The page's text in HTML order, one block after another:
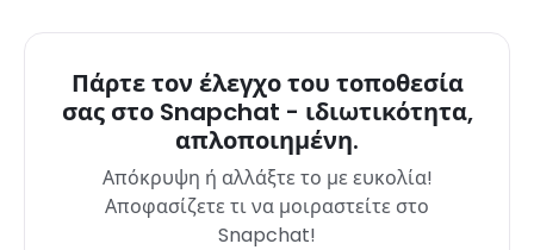
Πάρτε τον έλεγχο του τοποθεσία
σας στο Snapchat - ιδιωτικότητα,
απλοποιημένη.
Απόκρυψη ή αλλάξτε το με ευκολία!
Αποφασίζετε τι να μοιραστείτε στο
Snapchat!